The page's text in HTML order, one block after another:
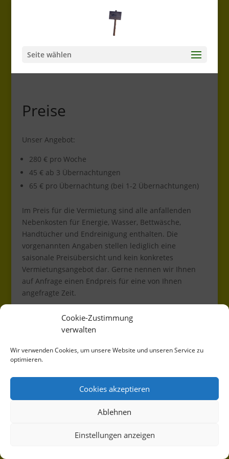
Cookie-Zustimmung
verwalten
Wir verwenden Cookies, um unsere Website und unseren Service zu
optimieren.
Cookies akzeptieren
Ablehnen
Einstellungen anzeigen
Seite wählen
Preise
Unser Angebot:
280 € pro Woche
45 € ab 3 Übernachtungen
65 € pro Übernachtung (bei 1-2 Übernachtungen)
Im Preis für die Vermietung sind alle anfallenden
Nebenkosten für Energie, Wasser, Bettwäsche,
Handtücher und Endreinigung enthalten. Die
vorgenannten Angaben stellen lediglich eine
saisonale Preisübersicht und kein konkretes
Vermietungsangebot dar. Gerne nennen wir Ihnen
auf Anfrage einen Endpreis für eine von Ihnen
angefragte Zeit.
eine Beherbergungssteuer von 5 % des
Gesamtbetrages.
Bitte berücksichtigen Sie, dass Haustiere nicht
Hier gehts zur Onlineanfrage.
Cookie-Richtlinie (EU)